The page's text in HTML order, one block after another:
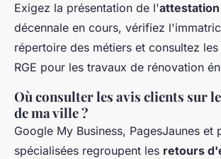
Exigez la présentation de l'
décennale en cours, vérifiez
répertoire des métiers et consultez
RGE pour les travaux de rénovation
Où consulter les avis clients sur
de ma ville ?
Google My Business, PagesJaunes et
spécialisées regroupent les retours